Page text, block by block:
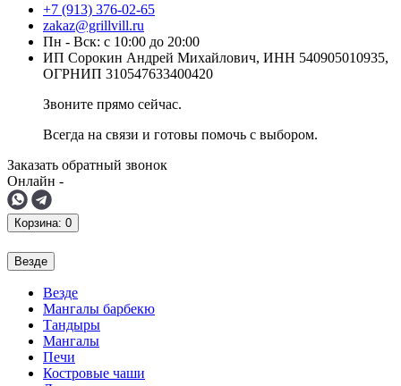
+7 (913) 376-02-65
zakaz@grillvill.ru
Пн - Вск: с 10:00 до 20:00
ИП Сорокин Андрей Михайлович, ИНН 540905010935,
ОГРНИП 310547633400420
Звоните прямо сейчас.
Всегда на связи и готовы помочь с выбором.
Заказать обратный звонок
Онлайн -
Корзина: 0
Везде
Везде
Мангалы барбекю
Тандыры
Мангалы
Печи
Костровые чаши